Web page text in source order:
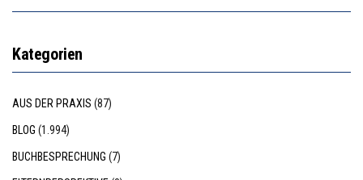
Kategorien
AUS DER PRAXIS (87)
BLOG (1.994)
BUCHBESPRECHUNG (7)